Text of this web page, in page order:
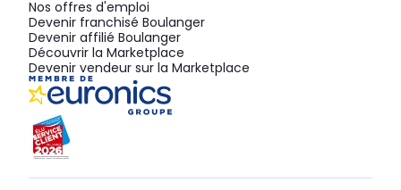
Nos offres d'emploi
Devenir franchisé Boulanger
Devenir affilié Boulanger
Découvrir la Marketplace
Devenir vendeur sur la Marketplace